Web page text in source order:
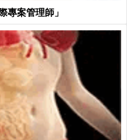
專案管理師」